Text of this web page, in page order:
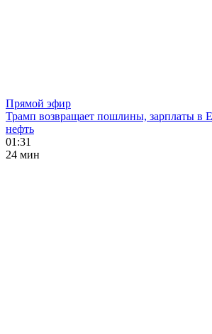
Прямой эфир
Трамп возвращает пошлины, зарплаты в
нефть
01:31
24 мин